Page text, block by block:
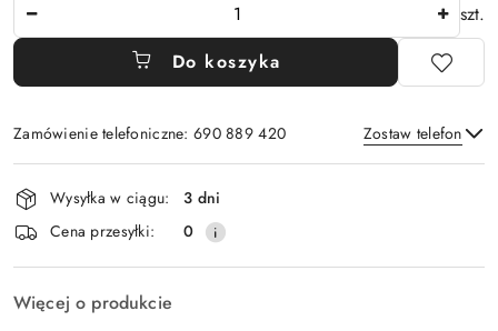
szt.
Do koszyka
Zamówienie telefoniczne: 690 889 420 Zostaw telefon
Wyślij
Dostępność
i
dostawa
Wysyłka w ciągu:
3 dni
Cena przesyłki:
0
Więcej o produkcie